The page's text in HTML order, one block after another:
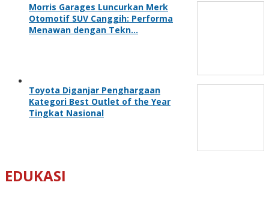
Morris Garages Luncurkan Merk
Otomotif SUV Canggih: Performa
Menawan dengan Tekn…
Toyota Diganjar Penghargaan
Kategori Best Outlet of the Year
Tingkat Nasional
EDUKASI